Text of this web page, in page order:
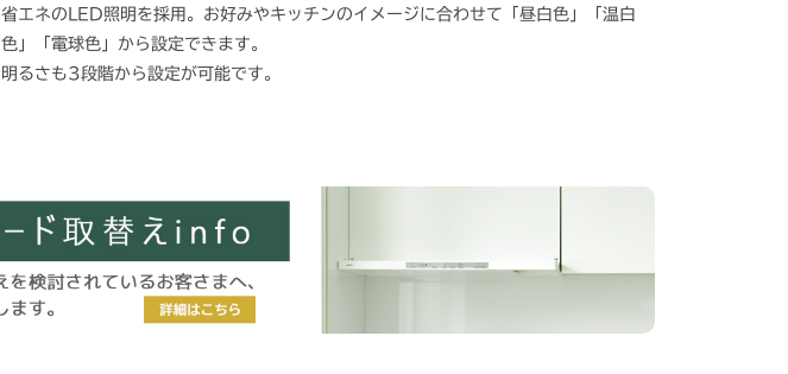
省エネのLED照明を採用。お好みやキッチンのイメージに合わせて「昼白色」「温白
色」「電球色」から設定できます。
明るさも3段階から設定が可能です。